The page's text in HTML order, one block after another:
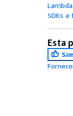
Lambda
SDKs
Esta
Sim